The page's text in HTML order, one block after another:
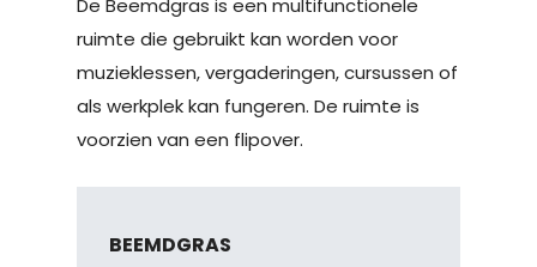
De Beemdgras is een multifunctionele
ruimte die gebruikt kan worden voor
muzieklessen, vergaderingen, cursussen of
als werkplek kan fungeren. De ruimte is
voorzien van een flipover.
BEEMDGRAS